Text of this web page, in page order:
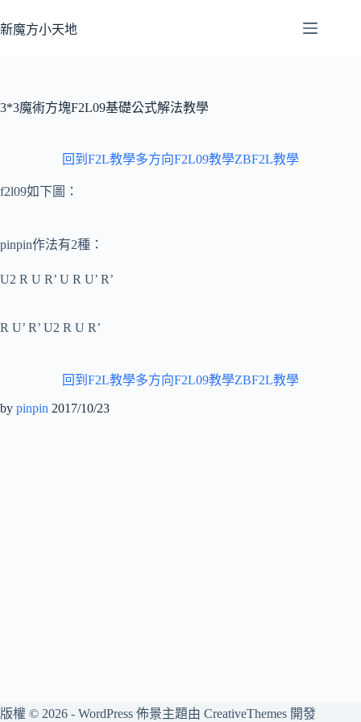
至
容
新魔方小天地
3*3魔術方塊F2L09基礎公式解法教學
回到F2L教學多方向F2L09教學ZBF2L教學
f2l09如下圖：
pinpin作法有2種：
U2 R U R’ U R U’ R’
R U’ R’ U2 R U R’
回到F2L教學多方向F2L09教學ZBF2L教學
by pinpin 2017/10/23
版權 © 2026 - WordPress 佈景主題由 CreativeThemes 開發